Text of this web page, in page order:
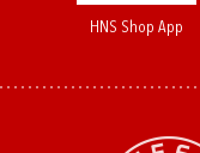
HNS Shop App